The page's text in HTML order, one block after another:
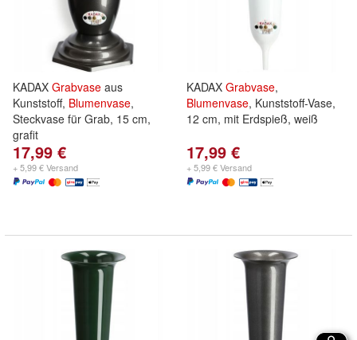
KADAX Grabvase aus
Kunststoff, Blumenvase,
Steckvase für Grab, 15 cm,
grafit
17,99 €
+ 5,99 € Versand
KADAX Grabvase,
Blumenvase, Kunststoff-Vase,
12 cm, mit Erdspieß, weiß
17,99 €
+ 5,99 € Versand